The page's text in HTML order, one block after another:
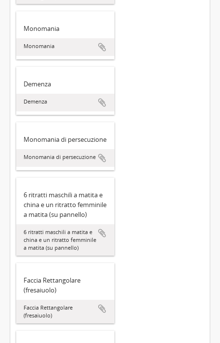
Monomania
Monomania
Demenza
Demenza
Monomania di persecuzione
Monomania di persecuzione
6 ritratti maschili a matita e
china e un ritratto femminile
a matita (su pannello)
6 ritratti maschili a matita e
china e un ritratto femminile
a matita (su pannello)
Faccia Rettangolare
(fresaiuolo)
Faccia Rettangolare
(fresaiuolo)